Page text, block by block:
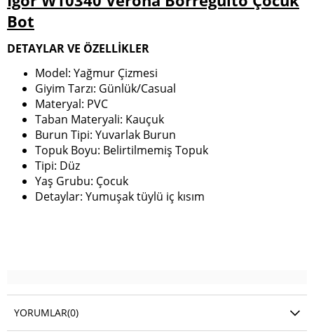
Bot
DETAYLAR VE ÖZELLİKLER
Model: Yağmur Çizmesi
Giyim Tarzı: Günlük/Casual
Materyal: PVC
Taban Materyali: Kauçuk
Burun Tipi: Yuvarlak Burun
Topuk Boyu: Belirtilmemiş Topuk
Tipi: Düz
Yaş Grubu: Çocuk
Detaylar: Yumuşak tüylü iç kısım
YORUMLAR(0)